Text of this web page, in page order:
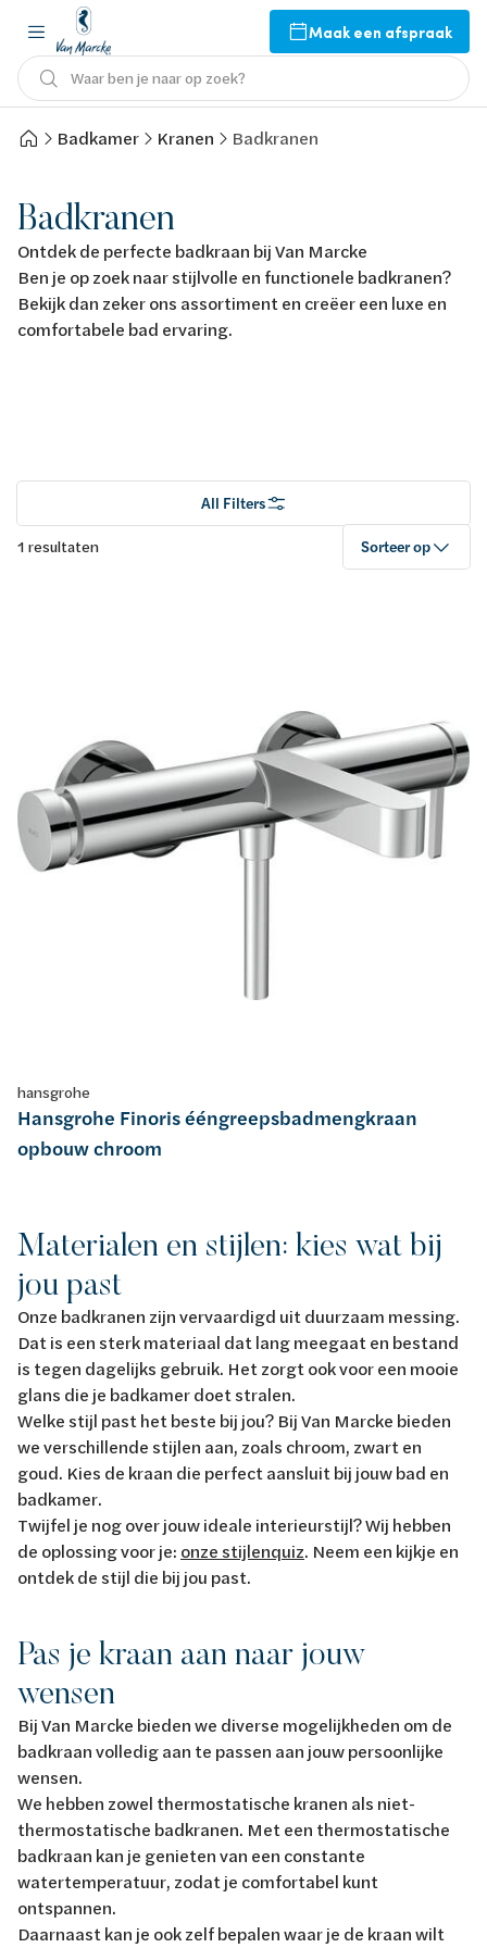
Maak een afspraak
Waar ben je naar op zoek?
Badkamer Kranen Badkranen
Badkranen
Ontdek de perfecte badkraan bij Van Marcke
Ben je op zoek naar stijlvolle en functionele badkranen?
Bekijk dan zeker ons assortiment en creëer een luxe en
comfortabele bad ervaring.
All Filters
1 resultaten Sorteer op
hansgrohe
Hansgrohe Finoris ééngreepsbadmengkraan
opbouw chroom
Materialen en stijlen: kies wat bij
jou past
Onze badkranen zijn vervaardigd uit duurzaam messing.
Dat is een sterk materiaal dat lang meegaat en bestand
is tegen dagelijks gebruik. Het zorgt ook voor een mooie
glans die je badkamer doet stralen.
Welke stijl past het beste bij jou? Bij Van Marcke bieden
we verschillende stijlen aan, zoals chroom, zwart en
goud. Kies de kraan die perfect aansluit bij jouw bad en
badkamer.
Twijfel je nog over jouw ideale interieurstijl? Wij hebben
de oplossing voor je: onze stijlenquiz. Neem een kijkje en
ontdek de stijl die bij jou past.
Pas je kraan aan naar jouw
wensen
Bij Van Marcke bieden we diverse mogelijkheden om de
badkraan volledig aan te passen aan jouw persoonlijke
wensen.
We hebben zowel thermostatische kranen als niet-
thermostatische badkranen. Met een thermostatische
badkraan kan je genieten van een constante
watertemperatuur, zodat je comfortabel kunt
ontspannen.
Daarnaast kan je ook zelf bepalen waar je de kraan wilt